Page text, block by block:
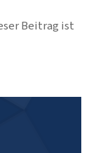
Beitrag ist